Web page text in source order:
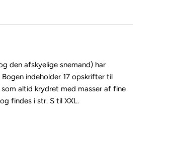
den afskyelige snemand) har
indeholder 17 opskrifter til
altid krydret med masser af fine
findes i str. S til XXL.